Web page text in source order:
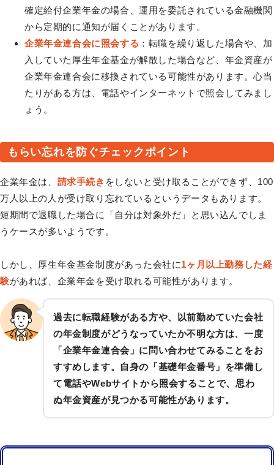
確定給付企業年金の場合、運用を委託されている金融機関
から定期的に通知が届くことがあります。
企業年金連合会に照会する ：転職を繰り返した場合や、加
入していた厚生年金基金が解散した場合など、年金資産が
企業年金連合会に移換されている可能性があります。心当
たりがある方は、電話やインターネットで照会してみまし
ょう。
もらい忘れを防ぐチェックポイント
企業年金は、 請求手続き をしないと受け取ることができず、100
万人以上の人が受け取り忘れているというデータもあります。
短期間で退職した場合に「自分は対象外だ」と思い込んでしま
うケースが多いようです。
しかし、厚生年金基金制度があった会社に1ヶ月以上勤務した経
験があれば、企業年金を受け取れる可能性があります。
過去に転職経験がある方や、以前勤めていた会社
の年金制度がどうなっていたか不明な方は、一度
「企業年金連合会」に問い合わせてみることをお
すすめします。自身の「基礎年金番号」を準備し
て電話やWebサイトから照会することで、思わ
ぬ年金資産が見つかる可能性があります。